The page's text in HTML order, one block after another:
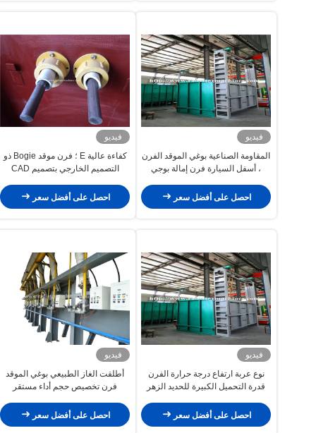
فيديو
المقاومة الصناعية بوغي الموقد الفرن
، أسفل السيارة فرن إمالة بوجي
احصل على أفضل سعر
فيديو
كفاءة عالية E ؛ فرن موقد Bogie ذو
التصميم الخارجي بتصميم CAD
احصل على أفضل سعر
فيديو
نوع عربة ارتفاع درجة حرارة الفرن
قدرة التحميل الكبيرة للحديد الزهر
احصل على أفضل سعر
فيديو
أطلقت الغاز الطبيعي بوغي الموقد
فرن تخصيص حجم أداء مستقر
احصل على أفضل سعر